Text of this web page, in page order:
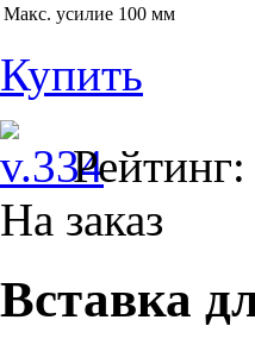
Макс. усилие 100 мм
Купить
На заказ
Вставка